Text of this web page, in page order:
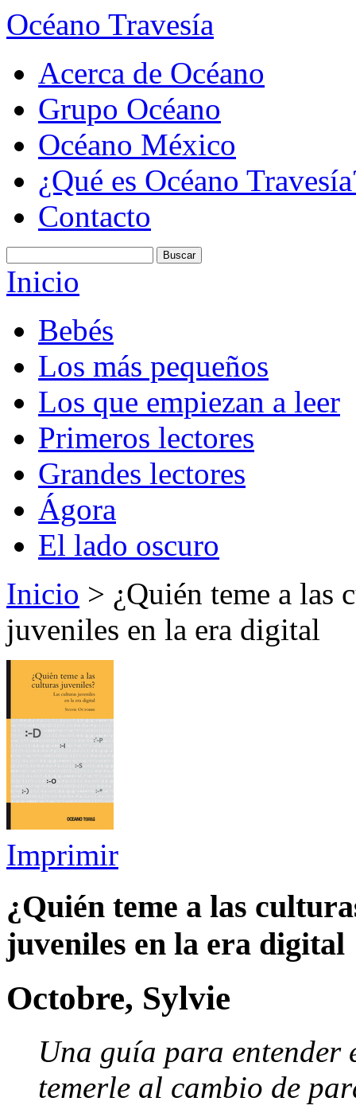
Océano Travesía
Acerca de Océano
Grupo Océano
Océano México
¿Qué es Océano
Contacto
Inicio
Bebés
Los más pequeños
Los que empiezan a leer
Primeros lectores
Grandes lectores
Ágora
El lado oscuro
Inicio > ¿Quién teme a las
juveniles en la era digital
Imprimir
¿Quién teme a las
juveniles en la era digital
Octobre, Sylvie
Una guía para entender
temerle al cambio de